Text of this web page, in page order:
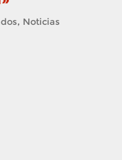
, Noticias